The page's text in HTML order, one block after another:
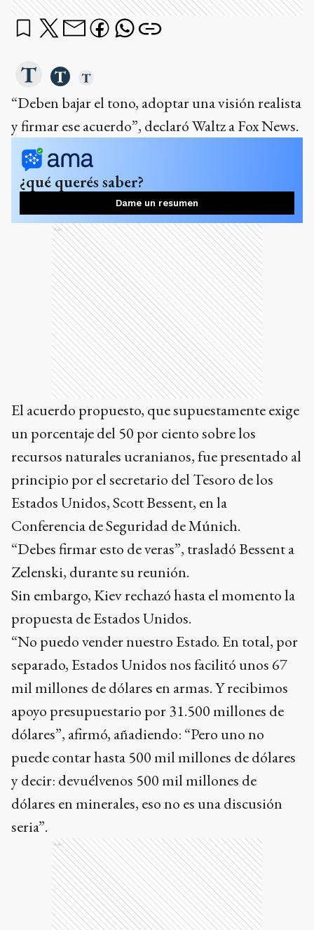
“Deben bajar el tono, adoptar una visión realista
y firmar ese acuerdo”, declaró Waltz a Fox News.
¿qué querés saber?
Dame un resumen
Ads
El acuerdo propuesto, que supuestamente exige
un porcentaje del 50 por ciento sobre los
recursos naturales ucranianos, fue presentado al
principio por el secretario del Tesoro de los
Estados Unidos, Scott Bessent, en la
Conferencia de Seguridad de Múnich.
“Debes firmar esto de veras”, trasladó Bessent a
Zelenski, durante su reunión.
Sin embargo, Kiev rechazó hasta el momento la
propuesta de Estados Unidos.
“No puedo vender nuestro Estado. En total, por
separado, Estados Unidos nos facilitó unos 67
mil millones de dólares en armas. Y recibimos
apoyo presupuestario por 31.500 millones de
dólares”, afirmó, añadiendo: “Pero uno no
puede contar hasta 500 mil millones de dólares
y decir: devuélvenos 500 mil millones de
dólares en minerales, eso no es una discusión
seria”.
Ads